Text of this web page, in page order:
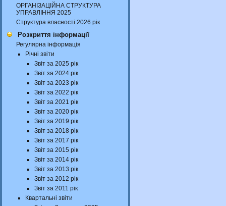
ОРГАНІЗАЦІЙНА СТРУКТУРА
УПРАВЛІННЯ 2025
Структура власності 2026 рік
Розкриття інформації
Регулярна інформація
Річні звіти
Звіт за 2025 рік
Звіт за 2024 рік
Звіт за 2023 рік
Звіт за 2022 рік
Звіт за 2021 рік
Звіт за 2020 рік
Звіт за 2019 рік
Звіт за 2018 рік
Звіт за 2017 рік
Звіт за 2015 рік
Звіт за 2014 рік
Звіт за 2013 рік
Звіт за 2012 рік
Звіт за 2011 рік
Квартальні звіти